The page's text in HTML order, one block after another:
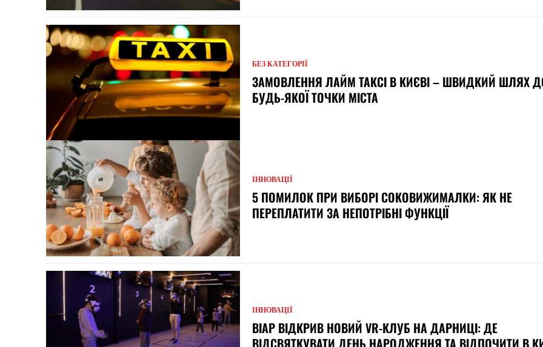
БЕЗ КАТЕГОРІЇ
ЗАМОВЛЕННЯ ЛАЙМ ТАКСІ В КИЄВІ – ШВИДКИЙ ШЛЯХ
БУДЬ-ЯКОЇ ТОЧКИ МІСТА
ІННОВАЦІЇ
5 ПОМИЛОК ПРИ ВИБОРІ СОКОВИЖИМАЛКИ: ЯК НЕ
ПЕРЕПЛАТИТИ ЗА НЕПОТРІБНІ ФУНКЦІЇ
ІННОВАЦІЇ
ВІАР ВІДКРИВ НОВИЙ VR-КЛУБ НА ДАРНИЦІ: ДЕ